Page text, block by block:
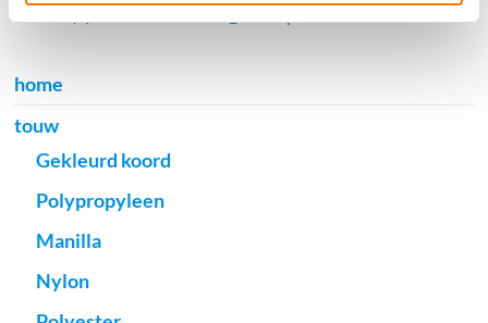
home
touw
Gekleurd koord
Polypropyleen
Manilla
Nylon